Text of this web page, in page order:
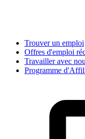
Trouver un emploi
Offres d'emploi
Travailler avec
Programme